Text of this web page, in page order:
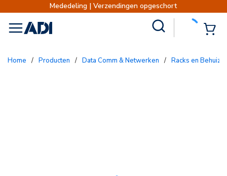
Mededeling | Verzendingen opgeschort
menu
Home / Producten / Data Comm & Netwerken / Racks en